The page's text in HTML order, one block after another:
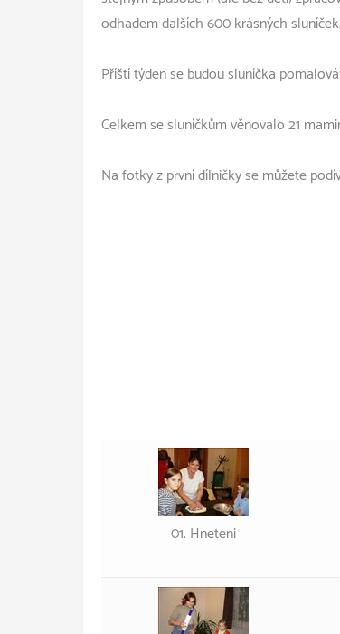
odhadem dalších 600 krásných sluníček.
Příští týden se budou sluníčka
Celkem se sluníčkům věnovalo 21
Na fotky z první dílničky se můžete
01. Hneteni